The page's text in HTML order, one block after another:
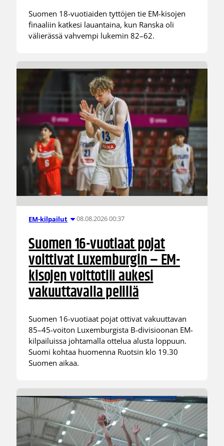
Suomen 18-vuotiaiden tyttöjen tie EM-kisojen
finaaliin katkesi lauantaina, kun Ranska oli
välierässä vahvempi lukemin 82–62.
EM-kilpailut 08.08.2026 00:37
Suomen 16-vuotiaat pojat
voittivat Luxemburgin – EM-
kisojen voittotili aukesi
vakuuttavalla pelillä
Suomen 16-vuotiaat pojat ottivat vakuuttavan
85–45-voiton Luxemburgista B-divisioonan EM-
kilpailuissa johtamalla ottelua alusta loppuun.
Suomi kohtaa huomenna Ruotsin klo 19.30
Suomen aikaa.